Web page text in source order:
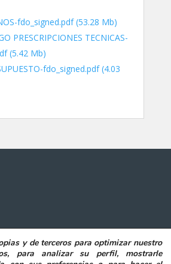
fdo_signed.pdf(53.28 Mb)
PRESCRIPCIONES TECNICAS-
(5.42 Mb)
fdo_signed.pdf(4.03
y de terceros para optimizar nuestro
para analizar su perfil, mostrarle